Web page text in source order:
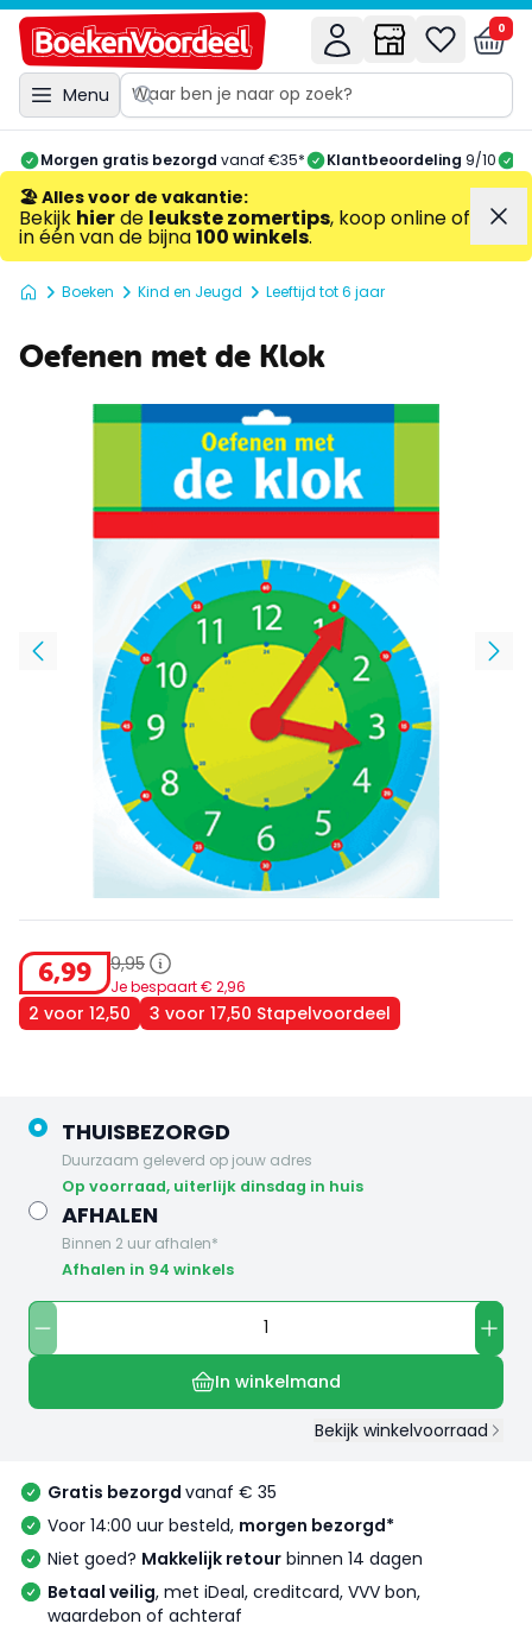
Menu
0
Morgen gratis bezorgd vanaf €35* Klantbeoordeling 9/10
🏖️ Alles voor de vakantie:
Bekijk hierde leukste zomertips, koop online of
in één van de bijna100 winkels.
Boeken Kind en Jeugd Leeftijd tot 6 jaar
Oefenen met de Klok
6,99 9,95
Je bespaart € 2,96
2 voor 12,50 3 voor 17,50 Stapelvoordeel
THUISBEZORGD
Duurzaam geleverd op jouw adres
op voorraad, uiterlijk dinsdag in huis
AFHALEN
Binnen 2 uur afhalen*
Afhalen in 94 winkels
In winkelmand
Bekijk winkelvoorraad
Gratis bezorgd vanaf € 35
Voor 14:00 uur besteld, morgen bezorgd*
Niet goed? Makkelijk retour binnen 14 dagen
Betaal veilig, met iDeal, creditcard, VVV bon,
waardebon of achteraf